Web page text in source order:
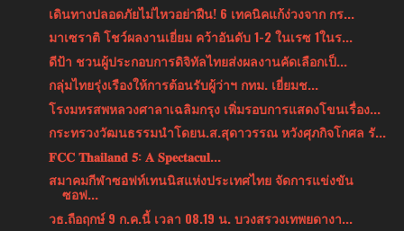
เดินทางปลอดภัยไม่ไหวอย่าฝืน! 6 เทคนิคแก้ง่วงจาก กร...
มาเซราติ โชว์ผลงานเยี่ยม คว้าอันดับ 1-2 ในเรซ 1ในร...
ดีป้า ชวนผู้ประกอบการดิจิทัลไทยส่งผลงานคัดเลือกเป็...
กลุ่มไทยรุ่งเรืองให้การต้อนรับผู้ว่าฯ กทม. เยี่ยมช...
โรงมหรสพหลวงศาลาเฉลิมกรุง เพิ่มรอบการแสดงโขนเรื่อง...
กระทรวงวัฒนธรรมนำโดยน.ส.สุดาวรรณ หวังศุภกิจโกศล รั...
𝐅𝐂𝐂 𝐓𝐡𝐚𝐢𝐥𝐚𝐧𝐝 𝟓: 𝐀 𝐒𝐩𝐞𝐜𝐭𝐚𝐜𝐮𝐥...
สมาคมกีฬาซอฟท์เทนนิสแห่งประเทศไทย จัดการแข่งขัน
ซอฟ...
วธ.ถือฤกษ์ 9 ก.ค.นี้ เวลา 08.19 น. บวงสรวงเทพยดางา...